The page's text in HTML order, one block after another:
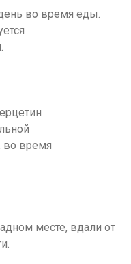
во время еды.
во время
месте, вдали от